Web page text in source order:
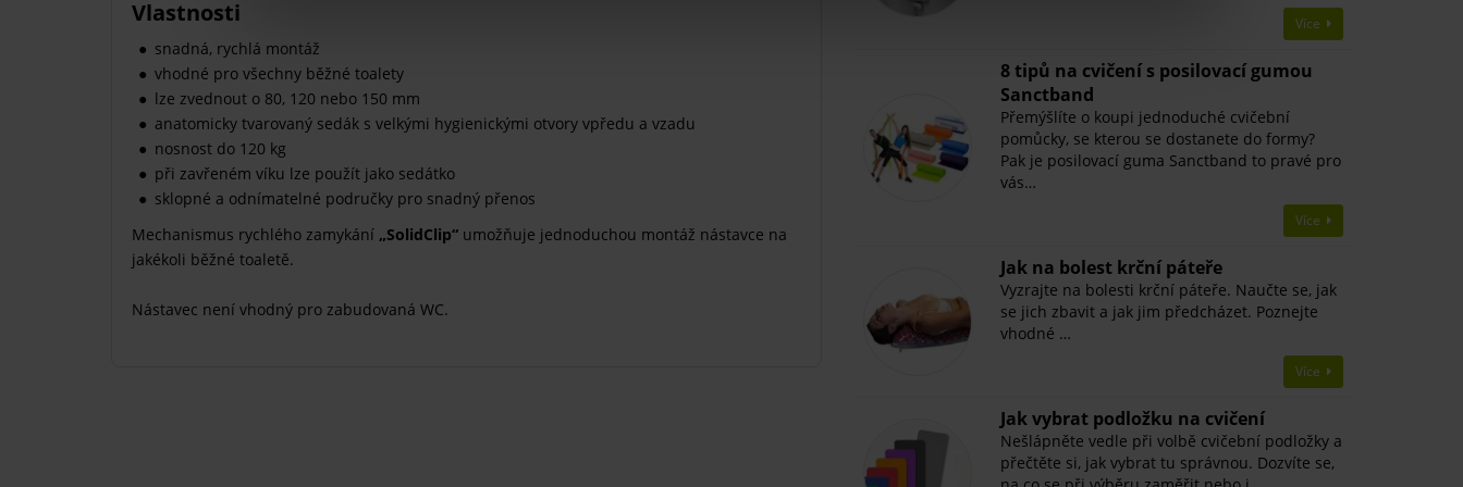
Vlastnosti
snadná, rychlá montáž
vhodné pro všechny běžné toalety
lze zvednout o 80, 120 nebo 150 mm
anatomicky tvarovaný sedák s velkými hygienickými otvory vpředu a vzadu
nosnost do 120 kg
při zavřeném víku lze použít jako sedátko
sklopné a odnímatelné područky pro snadný přenos
Mechanismus rychlého zamykání „SolidClip“ umožňuje jednoduchou montáž nástavce na
jakékoli běžné toaletě.
Nástavec není vhodný pro zabudovaná WC.
Více
8 tipů na cvičení s posilovací gumou
Sanctband
Přemýšlíte o koupi jednoduché cvičební
pomůcky, se kterou se dostanete do formy?
Pak je posilovací guma Sanctband to pravé pro
vás…
Více
Jak na bolest krční páteře
Vyzrajte na bolesti krční páteře. Naučte se, jak
se jich zbavit a jak jim předcházet. Poznejte
vhodné …
Více
Jak vybrat podložku na cvičení
Nešlápněte vedle při volbě cvičební podložky a
přečtěte si, jak vybrat tu správnou. Dozvíte se,